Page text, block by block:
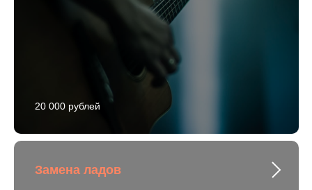
20 000 рублей
Замена ладов